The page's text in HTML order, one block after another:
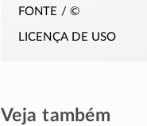
fonte / ©
licença de uso
Veja também